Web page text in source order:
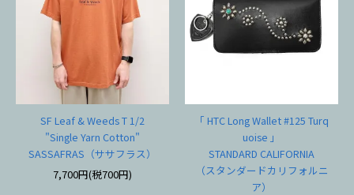
SF Leaf & Weeds T 1/2
"Single Yarn Cotton"
SASSAFRAS（ササフラス）
7,700円(税700円)
「 HTC Long Wallet #125 Turq
uoise 」
STANDARD CALIFORNIA
（スタンダードカリフォルニ
ア）